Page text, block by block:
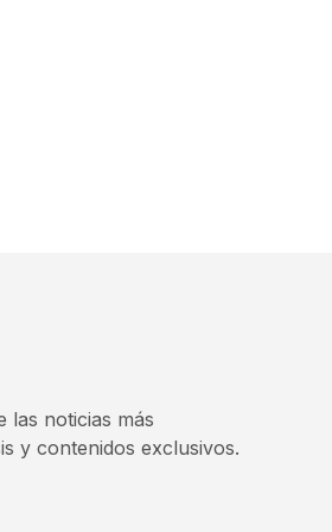
las noticias más
y contenidos exclusivos.